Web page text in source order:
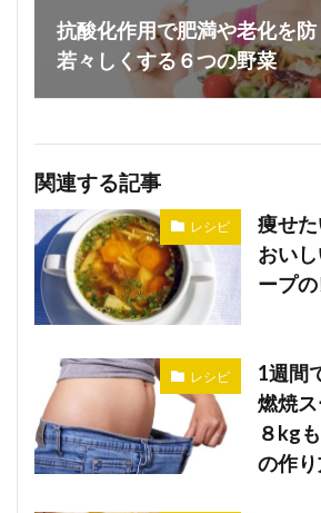
抗酸化作用で肥満や老化を
若々しくする６つの野菜
関連する記事
レシピ
痩せた
おい
ープ
レシピ
1週間
燃焼
８kg
の作